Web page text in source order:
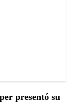
presentó su